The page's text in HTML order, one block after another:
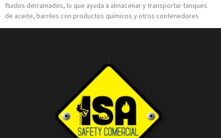
fluidos derramados, lo que ayuda a almacenar y transportar tanques
de aceite, barriles con productos químicos y otros contenedores